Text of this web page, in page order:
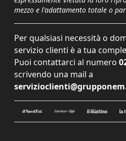
mezzo e l'adattamento totale o
Per qualsiasi necessità o
servizio clienti è a tua
Puoi contattarci al numero
scrivendo una mail a